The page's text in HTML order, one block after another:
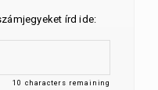
írd ide:
10 characters remaining